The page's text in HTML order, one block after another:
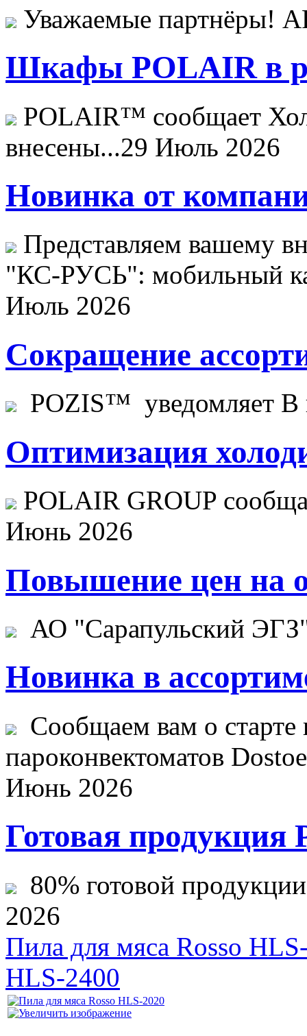
Уважаемые
Шкафы POLAIR в
POLAIR™ сообщает
внесены...29 Июль 2026
Новинка от
Представляем вашему
"КС-РУСЬ": мобильный
Июль 2026
Сокращение
POZIS™ уведомляет В
Оптимизация
POLAIR GROUP
Июнь 2026
Повышение цен на
АО "Сарапульский
Новинка в
Сообщаем вам о старте
пароконвектоматов
Июнь 2026
Готовая продукция
80% готовой
2026
Пила для мяса Rosso
HLS-2400